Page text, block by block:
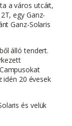
a város utcáit,
egy Ganz-
Ganz-Solaris
álló tendert.
idén 20 évesek
és velük